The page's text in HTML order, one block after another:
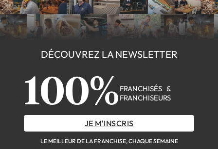
DÉCOUVREZ LA NEWSLETTER
100% FRANCHISÉS &
FRANCHISEURS
JE M'INSCRIS
LE MEILLEUR DE LA FRANCHISE, CHAQUE SEMAINE